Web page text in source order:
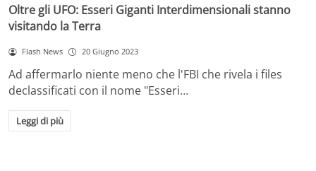
Oltre gli UFO: Esseri Giganti Interdimensionali stanno
visitando la Terra
Flash News 20 Giugno 2023
Ad affermarlo niente meno che l'FBI che rivela i files
declassificati con il nome "Esseri…
Leggi di più